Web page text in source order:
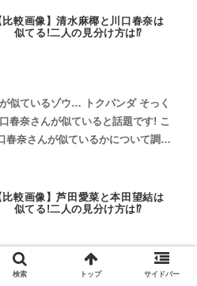
比較画像】清水麻椰と川口春奈は
似てる!二人の見分け方は⁉
似ているゾウ… トクパンダ そっく
春奈さんが似ていると話題です! こ
春奈さんが似ているかについて調査
比較画像】芦田愛菜と本田望結は
似てる!二人の見分け方は⁉
似ているゾウ… トクパンダ そっく
検索 トップ サイドバー